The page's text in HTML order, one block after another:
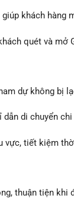
khách hàng
quét và mở
dự không bị
dẫn di chuyển
vực, tiết kiệm
thuận tiện khi